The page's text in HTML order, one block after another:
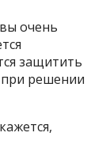
очень
защитить
при решении